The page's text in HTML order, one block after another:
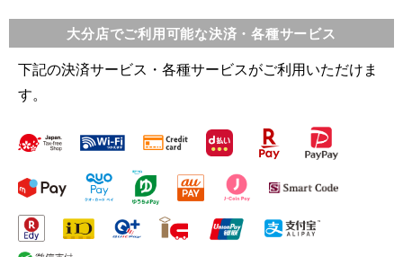
大分店でご利用可能な決済・各種サービス
下記の決済サービス・各種サービスがご利用いただけま
す。